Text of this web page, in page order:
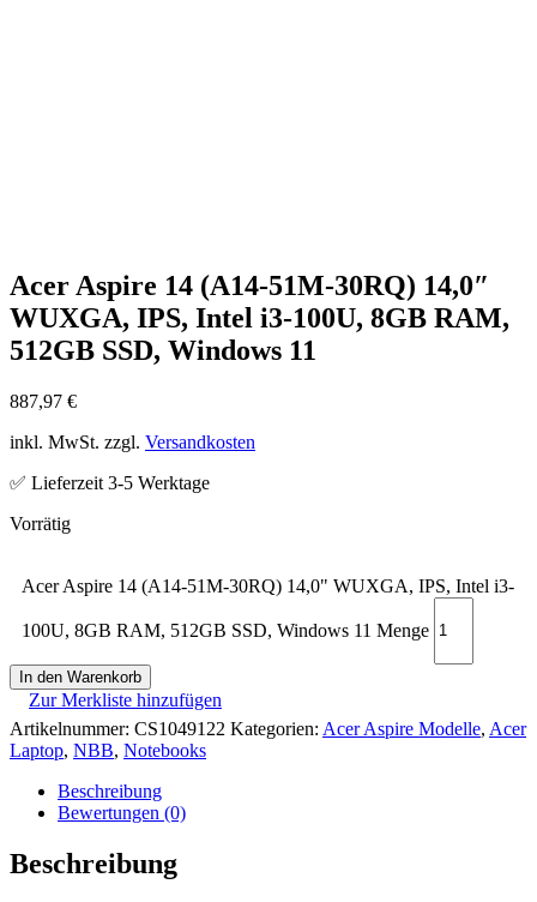
Acer Aspire 14 (A14-51M-30RQ) 14,0″
WUXGA, IPS, Intel i3-100U, 8GB RAM,
512GB SSD, Windows 11
887,97 €
inkl. MwSt. zzgl. Versandkosten
✅ Lieferzeit 3-5 Werktage
Acer Aspire 14 (A14-51M-30RQ) 14,0" WUXGA, IPS, Intel i3-
100U, 8GB RAM, 512GB SSD, Windows 11 Menge
In den Warenkorb
Zur Merkliste hinzufügen
Artikelnummer: CS1049122 Kategorien: Acer Aspire Modelle, Acer
Laptop, NBB, Notebooks
Beschreibung
Bewertungen (0)
Beschreibung